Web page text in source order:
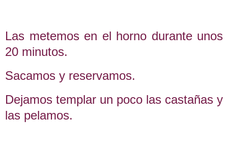
Las metemos en el horno durante unos
20 minutos.
Sacamos y reservamos.
Dejamos templar un poco las castañas y
las pelamos.